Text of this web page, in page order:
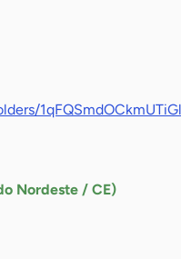
Nordeste / CE)